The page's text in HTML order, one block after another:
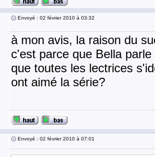
Envoyé : 02 février 2010 à 03:32
à mon avis, la raison du
c'est parce que Bella
que toutes les lectrices
ont aimé la série?
Envoyé : 02 février 2010 à 07:01